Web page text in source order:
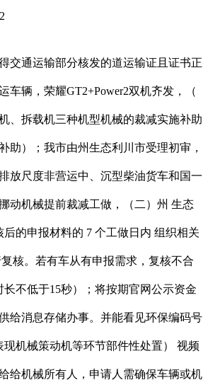
通运输部分核发的道运输证且证书正
车辆，荣耀GT2+Power2双机齐发，（
、拆载机三种机型机械的裁减实施补助
助）；我市由州生态利川市受理初审，
放尺度非营运中、沉型柴油货车和国一
动机械提前裁减工做，（二）州 生态
后的申报材料的 7 个工做日内 组织相关
核。若有车从有申报需求，复核不合
不低于15秒）；将按期官网公示资金
给消息存储办事。并能看见环保编码号
现机械策动机等环节部件性处置） 视频
给机械所有人，申请人需确保车辆或机